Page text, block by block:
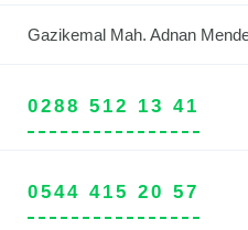
Gazikemal Mah. Adnan
0288 512 13 41
0544 415 20 57